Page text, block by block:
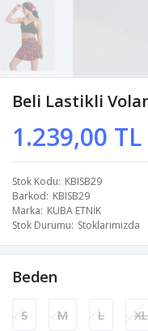
Beli Lastikli
1.239,00 TL
Stok Kodu KBISB29
Barkod KBISB29
Marka KUBA ETNİK
Stok Durumu Stoklarımızda
Beden
S M L XL